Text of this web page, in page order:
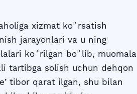
xizmat koʻrsatish
jarayonlari va u ning
koʻrilgan boʻlib, muomala
tartibga solish uchun dehqon
qarat ilgan, shu bilan